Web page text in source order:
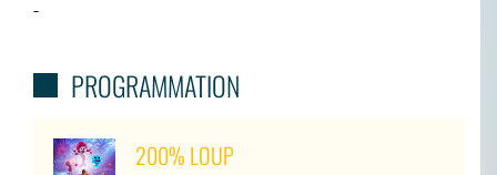
-
PROGRAMMATION
200% LOUP